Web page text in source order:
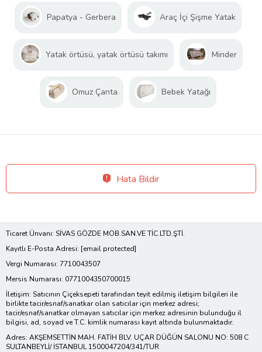
Papatya - Gerbera Araç İçi Şişme Yatak
Yatak örtüsü, yatak örtüsü takımı Minder
Omuz Çanta Bebek Yatağı
Hata Bildir
Ticaret Ünvanı: SİVAS GÖZDE MOB.SAN.VE TİC.LTD.ŞTİ.
Kayıtlı E-Posta Adresi: [email protected]
Vergi Numarası: 7710043507
Mersis Numarası: 0771004350700015
İletişim: Satıcının Çiçeksepeti tarafından teyit edilmiş iletişim bilgileri ile
birlikte tacir/esnaf/sanatkar olan satıcılar için merkez adresi;
tacir/esnaf/sanatkar olmayan satıcılar için merkez adresinin bulunduğu il
bilgisi, ad, soyad ve T.C. kimlik numarası kayıt altında bulunmaktadır.
Adres: AKŞEMSETTİN MAH. FATİH BLV. UÇAR DÜĞÜN SALONU NO: 508 C
SULTANBEYLİ/ İSTANBUL 1500047204/341/TUR